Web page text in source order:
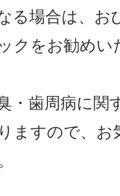
る場合は、お
クをお勧めい
・歯周病に関
ますので、お